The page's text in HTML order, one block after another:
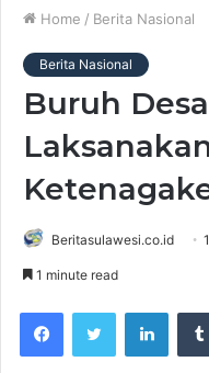
Home / Berita Nasional
Berita Nasional
Buruh
Beritasulawesi.co.id
1 minute read